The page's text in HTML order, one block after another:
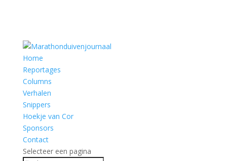
Home
Reportages
Columns
Verhalen
Snippers
Hoekje van Cor
Sponsors
Contact
Selecteer een pagina